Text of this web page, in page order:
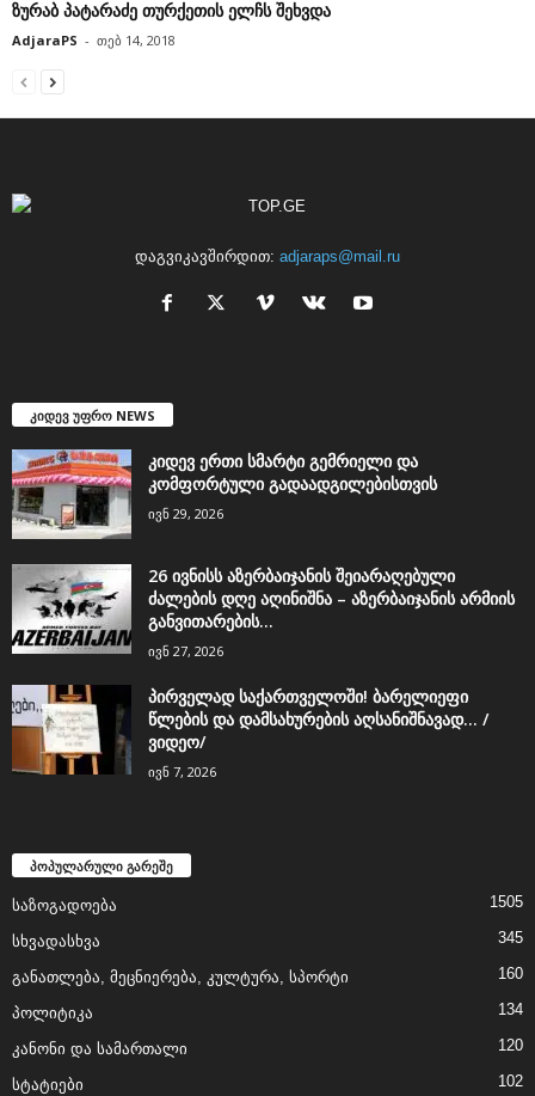
ზურაბ პატარაძე თურქეთის ელჩს შეხვდა
AdjaraPS - თებ 14, 2018
დაგვიკავშირდით: adjaraps@mail.ru
კიდევ უფრო NEWS
კიდევ ერთი სმარტი გემრიელი და
კომფორტული გადაადგილებისთვის
ივნ 29, 2026
26 ივნისს აზერბაიჯანის შეიარაღებული
ძალების დღე აღინიშნა – აზერბაიჯანის არმიის
განვითარების...
ივნ 27, 2026
პირველად საქართველოში! ბარელიეფი
წლების და დამსახურების აღსანიშნავად… /
ვიდეო/
ივნ 7, 2026
პოპულარული გარეშე
საზოგადოება 1505
სხვადასხვა 345
განათლება, მეცნიერება, კულტურა, სპორტი 160
პოლიტიკა 134
კანონი და სამართალი 120
სტატიები 102